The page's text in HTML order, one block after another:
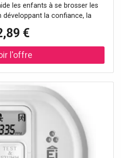
les enfants à se brosser les
développant la confiance, la
la prise en main des
€